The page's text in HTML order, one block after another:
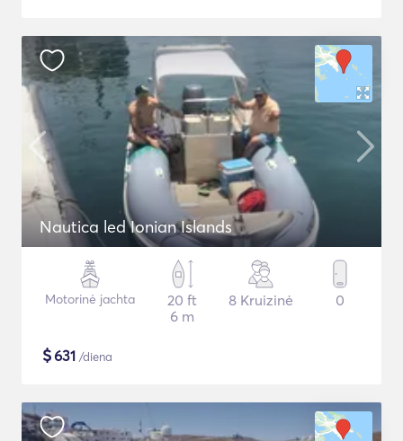
Nautica led Ionian Islands
Motorinė jachta
20 ft
6 m
8 Kruizinė 0
$631 /diena